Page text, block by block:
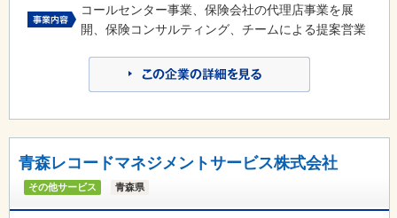
コールセンター事業、保険会社の代理店事業を展
開、保険コンサルティング、チームによる提案営業
青森レコードマネジメントサービス株式会社
その他サービス 青森県